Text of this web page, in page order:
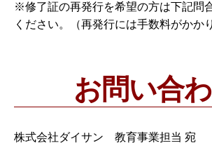
※修了証の再発行を希望の方は下記問
ください。（再発行には手数料がかか
お問い合
株式会社ダイサン 教育事業担当 宛